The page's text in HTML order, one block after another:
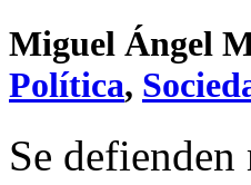
Miguel Ángel
Política,
Se